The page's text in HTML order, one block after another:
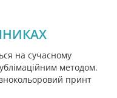
на сучасному
методом.
принт